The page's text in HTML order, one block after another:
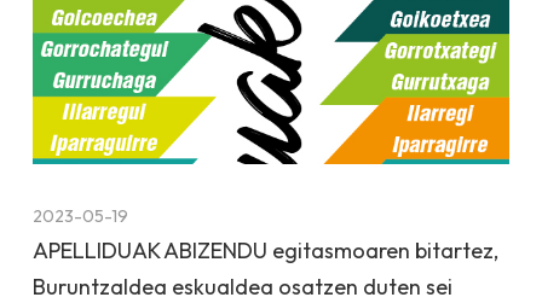
2023-05-19
APELLIDUAK ABIZENDU egitasmoaren bitartez,
Buruntzaldea eskualdea osatzen duten sei